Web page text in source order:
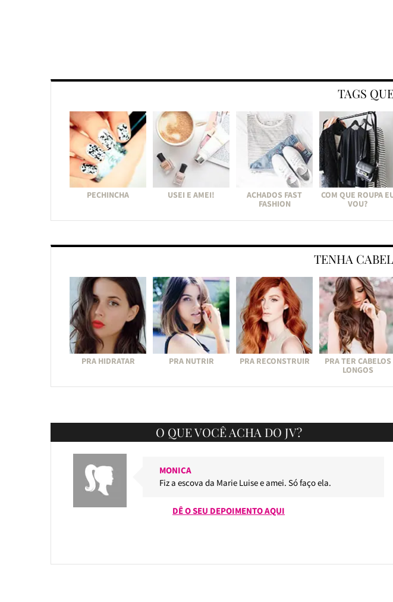
TAGS
PECHINCHA USEI E AMEI!
ACHADOS FAST
FASHION
COM QUE ROUPA
VOU?
TENHA
PRA HIDRATAR PRA NUTRIR PRA RECONSTRUIR
PRA TER CABELOS
LONGOS
O QUE VOCÊ ACHA DO JV?
MONICA
Fiz a escova da Marie Luise e amei. Só faço ela.
DÊ O SEU DEPOIMENTO AQUI